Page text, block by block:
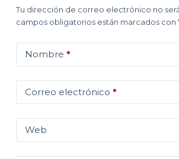
Tu dirección de correo electrónico no
campos obligatorios están marcados con
Nombre *
Correo electrónico *
Web